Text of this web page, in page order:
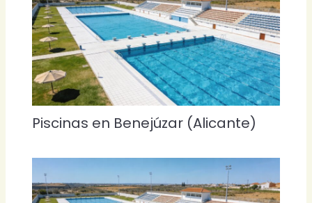
Piscinas en Benejúzar (Alicante)